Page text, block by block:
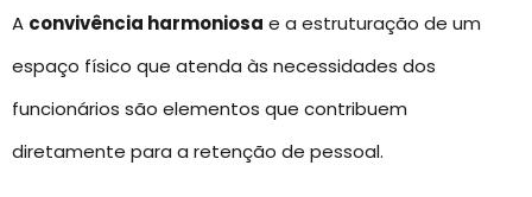
A convivência harmoniosa e a estruturação de um
espaço físico que atenda às necessidades dos
funcionários são elementos que contribuem
diretamente para a retenção de pessoal.